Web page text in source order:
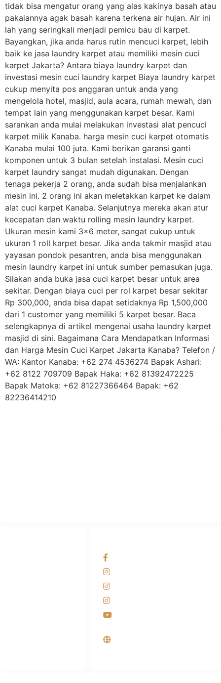
tidak bisa mengatur orang yang alas kakinya basah atau
pakaiannya agak basah karena terkena air hujan. Air ini
lah yang seringkali menjadi pemicu bau di karpet.
Bayangkan, jika anda harus rutin mencuci karpet, lebih
baik ke jasa laundry karpet atau memiliki mesin cuci
karpet Jakarta? Antara biaya laundry karpet dan
investasi mesin cuci laundry karpet Biaya laundry karpet
cukup menyita pos anggaran untuk anda yang
mengelola hotel, masjid, aula acara, rumah mewah, dan
tempat lain yang menggunakan karpet besar. Kami
sarankan anda mulai melakukan investasi alat pencuci
karpet milik Kanaba. harga mesin cuci karpet otomatis
Kanaba mulai 100 juta. Kami berikan garansi ganti
komponen untuk 3 bulan setelah instalasi. Mesin cuci
karpet laundry sangat mudah digunakan. Dengan
tenaga pekerja 2 orang, anda sudah bisa menjalankan
mesin ini. 2 orang ini akan meletakkan karpet ke dalam
alat cuci karpet Kanaba. Selanjutnya mereka akan atur
kecepatan dan waktu rolling mesin laundry karpet.
Ukuran mesin kami 3×6 meter, sangat cukup untuk
ukuran 1 roll karpet besar. Jika anda takmir masjid atau
yayasan pondok pesantren, anda bisa menggunakan
mesin laundry karpet ini untuk sumber pemasukan juga.
Silakan anda buka jasa cuci karpet besar untuk area
sekitar. Dengan biaya cuci per rol karpet besar sekitar
Rp 300,000, anda bisa dapat setidaknya Rp 1,500,000
dari 1 customer yang memiliki 5 karpet besar. Baca
selengkapnya di artikel mengenai usaha laundry karpet
masjid di sini. Bagaimana Cara Mendapatkan Informasi
dan Harga Mesin Cuci Karpet Jakarta Kanaba? Telefon /
WA: Kantor Kanaba: +62 274 4536274 Bapak Ashari:
+62 8122 709709 Bapak Haka: +62 81392472225
Bapak Matoka: +62 81227366464 Bapak: +62
82236414210